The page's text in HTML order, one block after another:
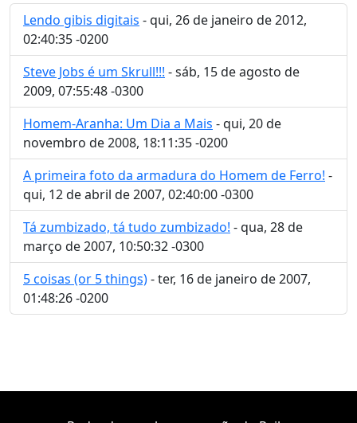
Lendo gibis digitais - qui, 26 de janeiro de 2012,
02:40:35 -0200
Steve Jobs é um Skrull!!! - sáb, 15 de agosto de
2009, 07:55:48 -0300
Homem-Aranha: Um Dia a Mais - qui, 20 de
novembro de 2008, 18:11:35 -0200
A primeira foto da armadura do Homem de Ferro! -
qui, 12 de abril de 2007, 02:40:00 -0300
Tá zumbizado, tá tudo zumbizado! - qua, 28 de
março de 2007, 10:50:32 -0300
5 coisas (or 5 things)- ter, 16 de janeiro de 2007,
01:48:26 -0200